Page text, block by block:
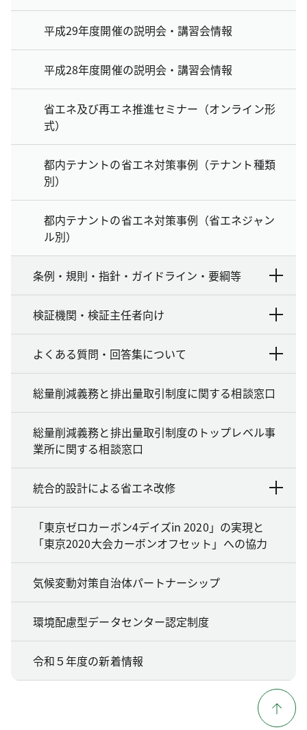
平成29年度開催の説明会・講習会情報
平成28年度開催の説明会・講習会情報
省エネ及び再エネ推進セミナー（オンライン形
式）
都内テナントの省エネ対策事例（テナント種類
別）
都内テナントの省エネ対策事例（省エネジャン
ル別）
条例・規則・指針・ガイドライン・要綱等
検証機関・検証主任者向け
よくある質問・回答集について
総量削減義務と排出量取引制度に関する相談窓口
総量削減義務と排出量取引制度のトップレベル事
業所に関する相談窓口
統合的設計による省エネ改修
「東京ゼロカーボン4デイズin 2020」の実現と
「東京2020大会カーボンオフセット」への協力
気候変動対策自治体パートナーシップ
環境配慮型データセンター認定制度
令和５年度の新着情報